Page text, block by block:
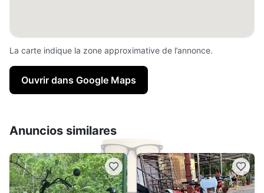
La carte indique la zone approximative de l’annonce.
Ouvrir dans Google Maps
Anuncios similares